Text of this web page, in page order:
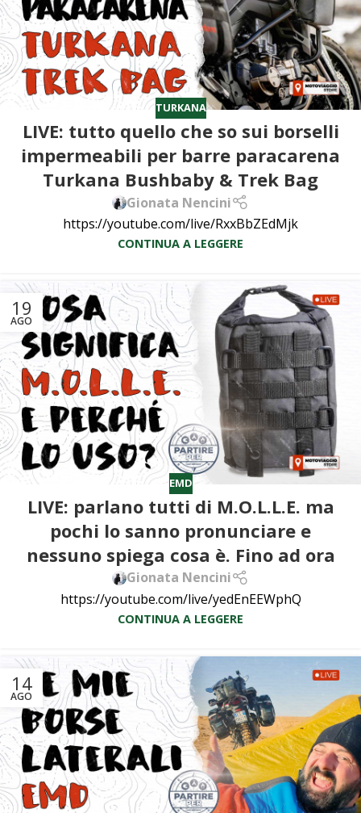
TURKANA
LIVE: tutto quello che so sui borselli
impermeabili per barre paracarena
Turkana Bushbaby & Trek Bag
Gionata Nencini
https://youtube.com/live/RxxBbZEdMjk
CONTINUA A LEGGERE
19
AGO
EMD
LIVE: parlano tutti di M.O.L.L.E. ma
pochi lo sanno pronunciare e
nessuno spiega cosa è. Fino ad ora
Gionata Nencini
https://youtube.com/live/yedEnEEWphQ
CONTINUA A LEGGERE
14
AGO